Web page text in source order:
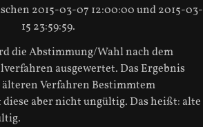
2015-03-07 12:00:00 und 2015-03-
15 23:59:59.
die Abstimmung/Wahl nach dem
ausgewertet. Das Ergebnis
Verfahren Bestimmtem
aber nicht ungültig. Das heißt: alte